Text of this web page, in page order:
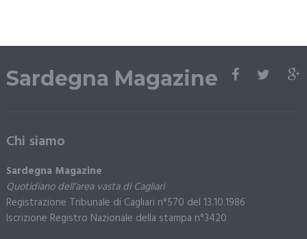
Sardegna Magazine
Chi siamo
Sardegna Magazine
Quotidiano dell’area vasta di Cagliari
Registrazione Tribunale di Cagliari n°570 del 13.10.1986
Iscrizione Registro Nazionale della stampa n°3420